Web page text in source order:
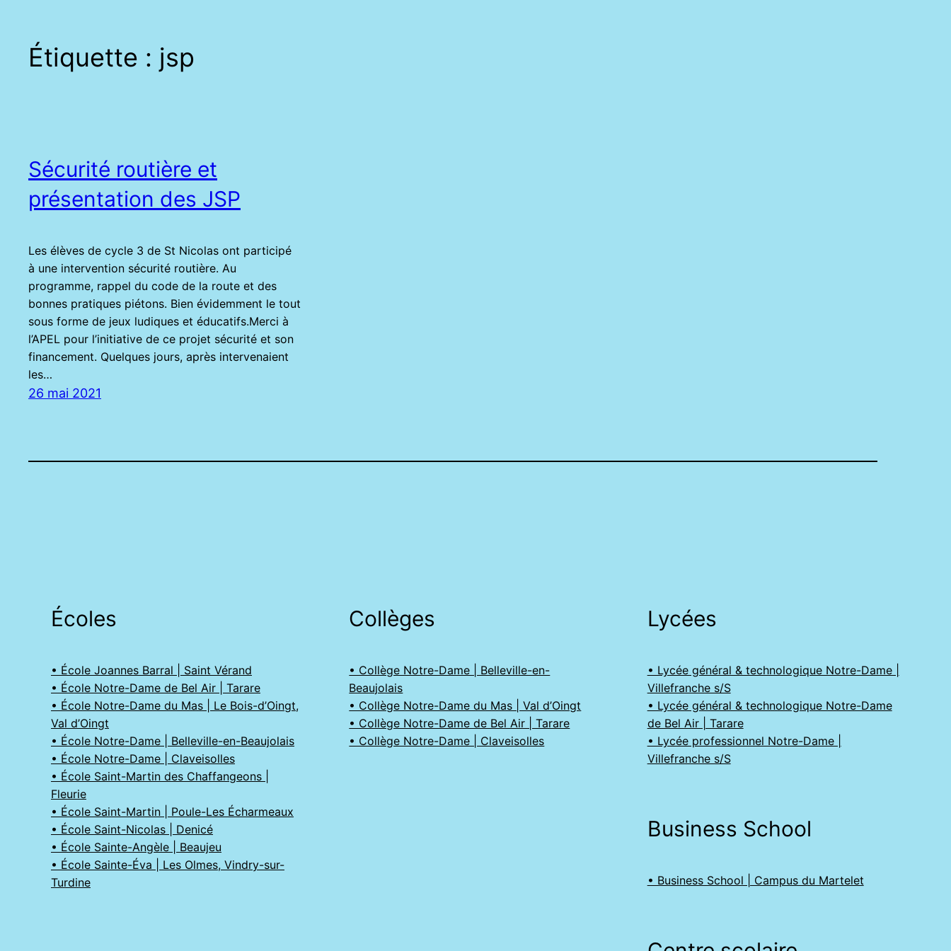
Étiquette : jsp
Sécurité routière et
présentation des JSP
Les élèves de cycle 3 de St Nicolas ont participé
à une intervention sécurité routière. Au
programme, rappel du code de la route et des
bonnes pratiques piétons. Bien évidemment le tout
sous forme de jeux ludiques et éducatifs.Merci à
l’APEL pour l’initiative de ce projet sécurité et son
financement. Quelques jours, après intervenaient
les…
26 mai 2021
Écoles
• École Joannes Barral | Saint Vérand
• École Notre-Dame de Bel Air | Tarare
• École Notre-Dame du Mas | Le Bois-d’Oingt,
Val d’Oingt
• École Notre-Dame | Belleville-en-Beaujolais
• École Notre-Dame | Claveisolles
• École Saint-Martin des Chaffangeons |
Fleurie
• École Saint-Martin | Poule-Les Écharmeaux
• École Saint-Nicolas | Denicé
• École Sainte-Angèle | Beaujeu
• École Sainte-Éva | Les Olmes, Vindry-sur-
Turdine
Collèges
• Collège Notre-Dame | Belleville-en-
Beaujolais
• Collège Notre-Dame du Mas | Val d’Oingt
• Collège Notre-Dame de Bel Air | Tarare
• Collège Notre-Dame | Claveisolles
Lycées
• Lycée général & technologique Notre-Dame |
Villefranche s/S
• Lycée général & technologique Notre-Dame
de Bel Air | Tarare
• Lycée professionnel Notre-Dame |
Villefranche s/S
Business School
• Business School | Campus du Martelet